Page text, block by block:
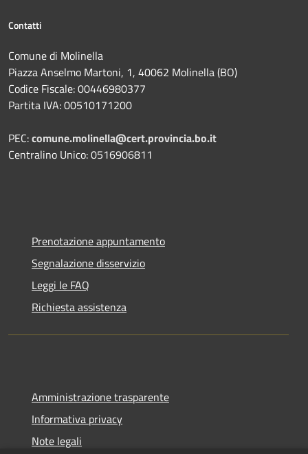
Contatti
Comune di Molinella
Piazza Anselmo Martoni, 1, 40062 Molinella (BO)
Codice Fiscale: 00446980377
Partita IVA: 00510171200
PEC:comune.molinella@cert.provincia.bo.it
Centralino Unico: 0516906811
Prenotazione appuntamento
Segnalazione disservizio
Leggi le FAQ
Richiesta assistenza
Amministrazione trasparente
Informativa privacy
Note legali